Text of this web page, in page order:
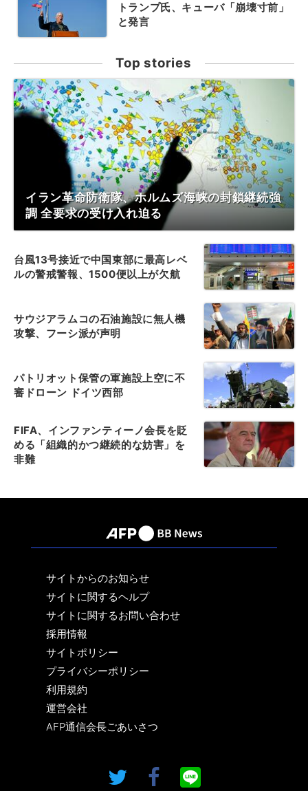
トランプ氏、キューバ「崩壊寸前」
と発言
Top stories
イラン革命防衛隊、ホルムズ海峡の封鎖継続強
調 全要求の受け入れ迫る
台風13号接近で中国東部に最高レベ
ルの警戒警報、1500便以上が欠航
サウジアラムコの石油施設に無人機
攻撃、フーシ派が声明
パトリオット保管の軍施設上空に不
審ドローン ドイツ西部
FIFA、インファンティーノ会長を貶
める「組織的かつ継続的な妨害」を
非難
サイトからのお知らせ
サイトに関するヘルプ
サイトに関するお問い合わせ
採用情報
サイトポリシー
プライバシーポリシー
利用規約
運営会社
AFP通信会長ごあいさつ